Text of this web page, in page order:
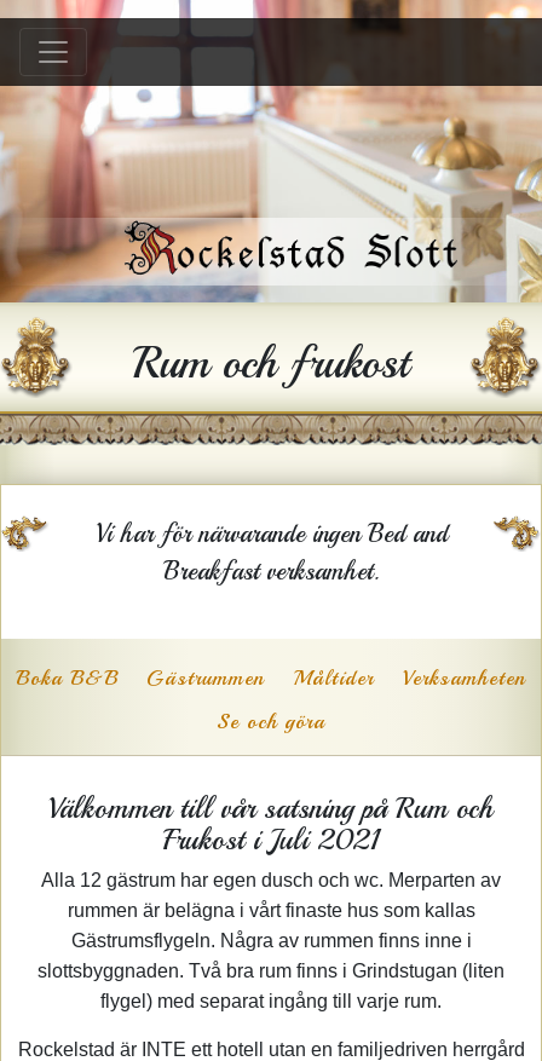
Hem
B &B
Bröllop
Konferens
Festlokal
Hyra hus
Historia
Gården
Kontakt
Rum och frukost
Vi har för närvarande ingen Bed and
Breakfast verksamhet.
Boka B&B Gästrummen Måltider
Verksamheten
Se och göra
Välkommen till vår satsning på Rum och
Frukost i Juli 2021
Alla 12 gästrum har egen dusch och wc. Merparten av
rummen är belägna i vårt finaste hus som kallas
Gästrumsflygeln. Några av rummen finns inne i
slottsbyggnaden. Två bra rum finns i Grindstugan (liten
flygel) med separat ingång till varje rum.
Rockelstad är INTE ett hotell utan en familjedriven herrgård